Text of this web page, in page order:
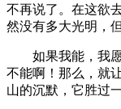
不再说了。在这欲
然没有多大光明，
如果我能，我愿
不能啊！那么，就
山的沉默，它胜过